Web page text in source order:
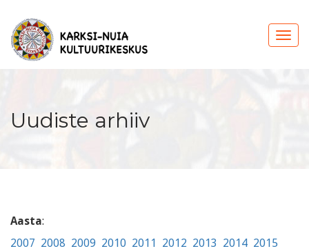
Uudiste arhiiv
Aasta:
2007 2008 2009 2010 2011 2012 2013 2014 2015